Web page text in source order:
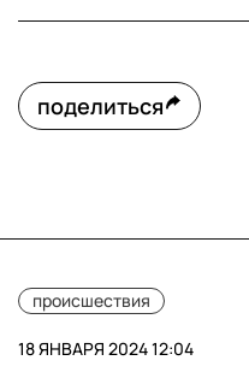
поделиться
происшествия
18 ЯНВАРЯ 2024 12:04